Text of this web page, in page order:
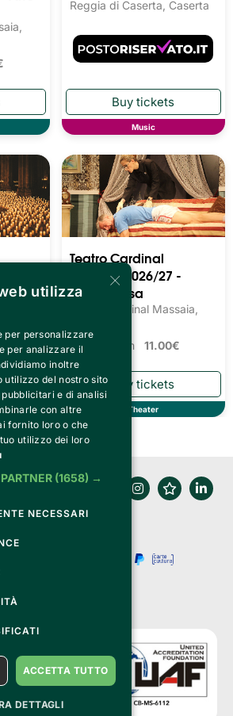
Reggia di Caserta, Caserta
Music
Teatro Cardinal
Massaia 2026/27 -
Teatro Prosa
Teatro Cardinal Massaia,
Tickets from 11.00€
Theater
×
utilizza
per personalizzare
per analizzare il
inoltre
utilizzo del nostro sito
e di analisi
con altre
fornito loro o che
utilizzo dei loro
(1658) →
NECESSARI
ACCETTA TUTTO
DETTAGLI